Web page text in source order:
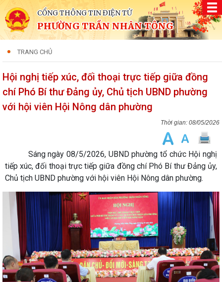
CỔNG THÔNG TIN ĐIỆN TỬ
PHƯỜNG TRẦN NHÂN TÔNG
TRANG CHỦ
Hội nghị tiếp xúc, đối thoại trực tiếp giữa đồng
chí Phó Bí thư Đảng ủy, Chủ tịch UBND phường
với hội viên Hội Nông dân phường
08/05/2026
Sáng ngày 08/5/2026, UBND phường tổ chức Hội nghị
tiếp xúc, đối thoại trực tiếp giữa đồng chí Phó Bí thư Đảng ủy,
Chủ tịch UBND phường với hội viên Hội Nông dân phường.